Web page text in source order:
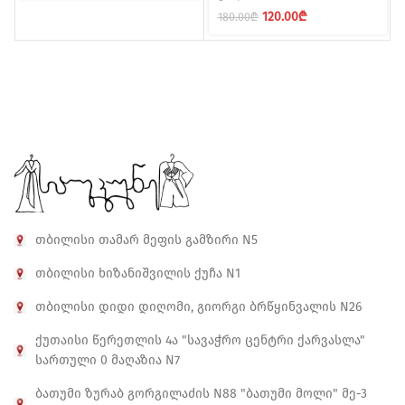
180.00₾ Original
120.00₾Current
თბილისი თამარ მეფის გამზირი N5
თბილისი ხიზანიშვილის ქუჩა N1
თბილისი დიდი დიღომი, გიორგი ბრწყინვალის N26
ქუთაისი წერეთლის 4ა "სავაჭრო ცენტრი ქარვასლა"
სართული 0 მაღაზია N7
ბათუმი ზურაბ გორგილაძის N88 "ბათუმი მოლი" მე-3